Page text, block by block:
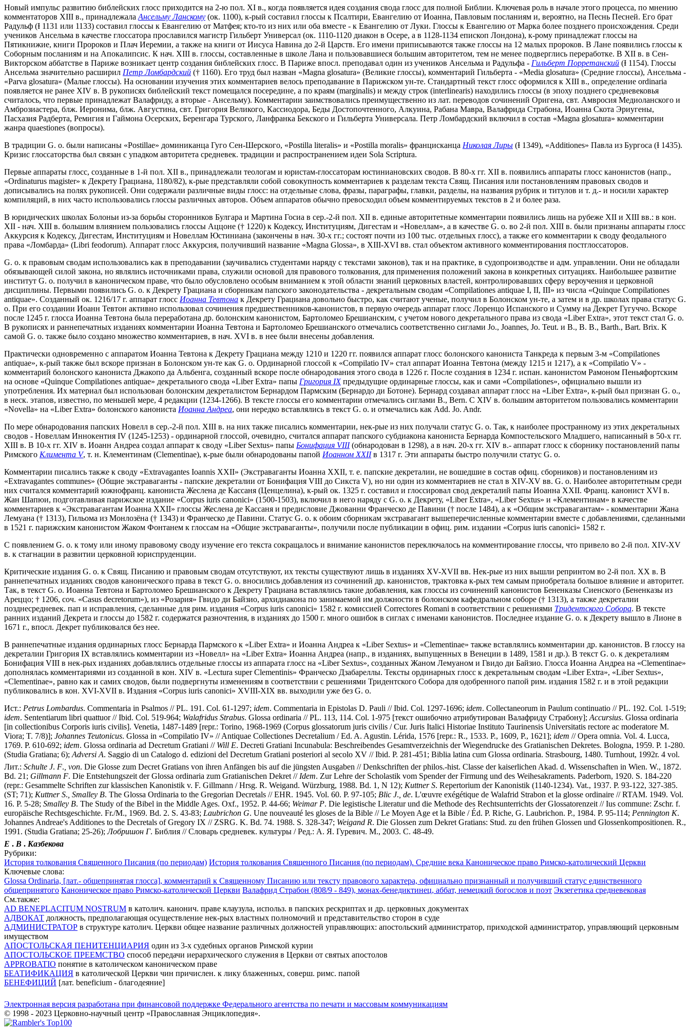
Новый импульс развитию библейских глосс приходится на 2-ю пол. XI в., когда появляется идея создания свода глосс для полной Библии. Ключевая роль в начале этого процесса, по мнению
комментаторов XIII в., принадлежала Ансельму Ланскому (ок. 1100), к-рый составил глоссы к Псалтири, Евангелию от Иоанна, Павловым посланиям и, вероятно, на Песнь Песней. Его брат
Радульф (Ɨ 1131 или 1133) составил глоссы к Евангелию от Матфея; кто-то из них или оба вместе - к Евангелию от Луки. Глоссы к Евангелию от Марка более позднего происхождения. Среди
учеников Ансельма в качестве глоссатора прославился магистр Гильберт Универсал (ок. 1110-1120 диакон в Осере, а в 1128-1134 епископ Лондона), к-рому принадлежат глоссы на
Пятикнижие, книги Пророков и Плач Иеремии, а также на книги от Иисуса Навина до 2-й Царств. Его имени приписываются также глоссы на 12 малых пророков. В Лане появились глоссы к
Соборным посланиям и на Апокалипсис. К нач. XIII в. глоссы, составленные в школе Лана и пользовавшиеся большим авторитетом, тем не менее подверглись переработке. В XII в. в Сен-
Викторском аббатстве в Париже возникает центр создания библейских глосс. В Париже впосл. преподавал один из учеников Ансельма и Радульфа - Гильберт Порретанский (Ɨ 1154). Глоссы
Ансельма значительно расширил Петр Ломбардский († 1160). Его труд был назван «Magna glosatura» (Великие глоссы), комментарий Гильберта - «Media glosatura» (Средние глоссы), Ансельма -
«Parva glosatura» (Малые глоссы). На основании изучения этих комментариев велось преподавание в Парижском ун-те. Стандартный текст глосс оформился к XIII в., определение ordinaria
появляется не ранее XIV в. В рукописях библейский текст помещался посередине, а по краям (marginalis) и между строк (interlinearis) находились глоссы (в эпоху позднего средневековья
считалось, что первые принадлежат Валафриду, а вторые - Ансельму). Комментарии заимствовались преимущественно из лат. переводов сочинений Оригена, свт. Амвросия Медиоланского и
Амброзиастера, блж. Иеронима, блж. Августина, свт. Григория Великого, Кассиодора, Беды Достопочтенного, Алкуина, Рабана Мавра, Валафрида Страбона, Иоанна Скота Эриугены,
Пасхазия Радберта, Ремигия и Гаймона Осерских, Беренгара Турского, Ланфранка Бекского и Гильберта Универсала. Петр Ломбардский включил в состав «Magna glosatura» комментарии
жанра quaestiones (вопросы).
В традиции G. o. были написаны «Postillae» доминиканца Гуго Сен-Шерского, «Postilla literalis» и «Postilla moralis» францисканца Николая Лиры (Ɨ 1349), «Additiones» Павла из Бургоса (Ɨ 1435).
Кризис глоссаторства был связан с упадком авторитета средневек. традиции и распространением идеи Sola Scriptura.
Первые аппараты глосс, созданные в 1-й пол. XII в., принадлежали теологам и юристам-глоссаторам юстиниановских сводов. В 80-х гг. XII в. появились аппараты глосс канонистов (напр.,
«Ordinaturus magister» к Декрету Грациана, 1180/82), к-рые представляли собой совокупность комментариев к разделам текста Свящ. Писания или постановлениям правовых сводов и
дописывались на полях рукописей. Они содержали различные виды глосс: на отдельные слова, фразы, параграфы, главки, разделы, на названия рубрик и титулов и т. д.- и носили характер
компиляций, в них часто использовались глоссы различных авторов. Объем аппаратов обычно превосходил объем комментируемых текстов в 2 и более раза.
В юридических школах Болоньи из-за борьбы сторонников Булгара и Мартина Госиа в сер.-2-й пол. XII в. единые авторитетные комментарии появились лишь на рубеже XII и XIII вв.: в кон.
XII - нач. XIII в. большим влиянием пользовались глоссы Аццоне († 1220) к Кодексу, Институциям, Дигестам и «Новеллам», а в качестве G. o. во 2-й пол. XIII в. были признаны аппараты глосс
Аккурсия к Кодексу, Дигестам, Институциям и Новеллам Юстиниана (закончены в нач. 30-х гг.; состоят почти из 100 тыс. отдельных глосс), а также его комментарии к своду феодального
права «Ломбарда» (Libri feodorum). Аппарат глосс Аккурсия, получивший название «Magna Glossa», в XIII-XVI вв. стал объектом активного комментирования постглоссаторов.
G. о. к правовым сводам использовались как в преподавании (заучивались студентами наряду с текстами законов), так и на практике, в судопроизводстве и адм. управлении. Они не обладали
обязывающей силой закона, но являлись источниками права, служили основой для правового толкования, для применения положений закона в конкретных ситуациях. Наибольшее развитие
институт G. o. получил в каноническом праве, что было обусловлено особым вниманием к этой области знаний церковных властей, контролировавших сферу вероучения и церковной
дисциплины. Первыми появились G. о. к Декрету Грациана и сборникам папского законодательства - декретальным сводам «Compilationes antiquae I, II, III» из числа «Quinque Compilationes
antiquae». Созданный ок. 1216/17 г. аппарат глосс Иоанна Тевтона к Декрету Грациана довольно быстро, как считают ученые, получил в Болонском ун-те, а затем и в др. школах права статус G.
o. При его создании Иоанн Тевтон активно использовал сочинения предшественников-канонистов, в первую очередь аппарат глосс Лоренцо Испанского и Сумму на Декрет Гугуччо. Вскоре
после 1245 г. глосса Иоанна Тевтона была переработана др. болонским канонистом, Бартоломео Брешианским, с учетом нового декретального права из свода «Liber Extra», этот текст стал G. o.
В рукописях и раннепечатных изданиях комментарии Иоанна Тевтона и Бартоломео Брешианского отмечались соответственно сиглами Jo., Joannes, Jo. Teut. и B., B. B., Barth., Bart. Brix. К
самой G. о. также было создано множество комментариев, в нач. XVI в. в нее были внесены добавления.
Практически одновременно с аппаратом Иоанна Тевтона к Декрету Грациана между 1210 и 1220 гг. появился аппарат глосс болонского канониста Танкреда к первым 3-м «Compilationes
antiquae», к-рый также был вскоре признан в Болонском ун-те как G. о. Ординарной глоссой к «Compilatio IV» стал аппарат Иоанна Тевтона (между 1215 и 1217), а к «Compilatio V» -
комментарий болонского канониста Джакопо да Альбенга, созданный вскоре после обнародования этого свода в 1226 г. После создания в 1234 г. испан. канонистом Рамоном Пеньяфортским
на основе «Quinque Compilationes antiquae» декретального свода «Liber Extra» папы Григория IXпредыдущие ординарные глоссы, как и сами «Compilationes», официально вышли из
употребления. Их материал был использован болонским декреталистом Бернардом Пармским (Бернардо ди Ботоне). Бернард создавал аппарат глосс на «Liber Extra», к-рый был признан G. о.,
в неск. этапов, известно, по меньшей мере, 4 редакции (1234-1266). В тексте глоссы его комментарии отмечались сиглами B., Bern. С XIV в. большим авторитетом пользовались комментарии
«Novella» на «Liber Extra» болонского канониста Иоанна Андреа, они нередко вставлялись в текст G. о. и отмечались как Add. Jo. Andr.
По мере обнародования папских Новелл в сер.-2-й пол. XIII в. на них также писались комментарии, нек-рые из них получали статус G. о. Так, к наиболее пространному из этих декретальных
сводов - Новеллам Иннокентия IV (1245-1253) - ординарной глоссой, очевидно, считался аппарат папского субдиакона канониста Бернарда Компостельского Младшего, написанный в 50-х гг.
XIII в. В 10-х гг. XIV в. Иоанн Андреа создал аппарат к своду «Liber Sextus» папы Бонифация VIII(обнародован в 1298), а в нач. 20-х гг. XIV в.- аппарат глосс к сборнику постановлений папы
Римского Климента V, т. н. Клементинам (Clementinae), к-рые были обнародованы папой Иоанном XXIIв 1317 г. Эти аппараты быстро получили статус G. о.
Комментарии писались также к своду «Extravagantes Ioannis XXII» (Экстраваганты Иоанна XXII, т. е. папские декреталии, не вошедшие в состав офиц. сборников) и постановлениям из
«Extravagantes communes» (Общие экстраваганты - папские декреталии от Бонифация VIII до Сикста V), но ни один из комментариев не стал в XIV-XV вв. G. o. Наиболее авторитетным среди
них считался комментарий южнофранц. канониста Жеслена де Кассаня (Ценцелина), к-рый ок. 1325 г. составил и глоссировал свод декреталий папы Иоанна XXII. Франц. канонист XVI в.
Жан Шапюи, подготавливая парижское издание «Corpus iuris canonici» (1500-1503), включил в него наряду с G. o. к Декрету, «Liber Extra», «Liber Sextus» и «Клементинам» в качестве
комментариев к «Экстравагантам Иоанна XXII» глоссы Жеслена де Кассаня и предисловие Джованни Франческо де Павини († после 1484), а к «Общим экстравагантам» - комментарии Жана
Лемуана († 1313), Гильома из Монлозёна († 1343) и Франческо де Павини. Статус G. o. к обоим сборникам экстравагант вышеперечисленные комментарии вместе с добавлениями, сделанными
в 1521 г. парижским канонистом Жаком Фонтанем к глоссам на «Общие экстраваганты», получили после публикации в офиц. рим. издании «Corpus iuris canonici» 1582 г.
С появлением G. o. к тому или иному правовому своду изучение его текста сокращалось и внимание канонистов переключалось на комментирование глоссы, что привело во 2-й пол. XIV-XV
в. к стагнации в развитии церковной юриспруденции.
Критические издания G. o. к Свящ. Писанию и правовым сводам отсутствуют, их тексты существуют лишь в изданиях XV-XVII вв. Нек-рые из них вышли репринтом во 2-й пол. XX в. В
раннепечатных изданиях сводов канонического права в текст G. о. вносились добавления из сочинений др. канонистов, трактовка к-рых тем самым приобретала большое влияние и авторитет.
Так, в текст G. о. Иоанна Тевтона и Бартоломео Брешианского к Декрету Грациана вставлялись такие добавления, как глоссы из сочинений канонистов Бененказы Сиенского (Бененказы из
Ареццо; † 1206, соч. «Casus decretorum»), из «Розария» Гвидо ди Байзио, архидиакона по занимаемой им должности в болонском кафедральном соборе († 1313), а также декреталии
позднесредневек. пап и исправления, сделанные для рим. издания «Corpus iuris canonici» 1582 г. комиссией Correctores Romani в соответствии с решениями Тридентского Собора. В тексте
ранних изданий Декрета и глоссы до 1582 г. содержатся разночтения, в изданиях до 1500 г. много ошибок в сиглах с именами канонистов. Последнее издание G. о. к Декрету вышло в Лионе в
1671 г., впосл. Декрет публиковался без нее.
В раннепечатные издания ординарных глосс Бернарда Пармского к «Liber Extra» и Иоанна Андреа к «Liber Sextus» и «Clementinae» также вставлялись комментарии др. канонистов. В глоссу на
декреталии Григория IX вставлялись комментарии из «Новелл» на «Liber Extra» Иоанна Андреа (напр., в изданиях, выпущенных в Венеции в 1489, 1581 и др.). В текст G. о. к декреталиям
Бонифация VIII в нек-рых изданиях добавлялись отдельные глоссы из аппарата глосс на «Liber Sextus», созданных Жаном Лемуаном и Гвидо ди Байзио. Глосса Иоанна Андреа на «Clementinae»
дополнялась комментариями из созданной в кон. XIV в. «Lectura super Clementinis» Франческо Дзабареллы. Тексты ординарных глосс к декретальным сводам «Liber Extra», «Liber Sextus»,
«Clementinae», равно как и самих сводов, были подвергнуты изменениям в соответствии с решениями Тридентского Собора для одобренного папой рим. издания 1582 г. и в этой редакции
публиковались в кон. XVI-XVII в. Издания «Corpus iuris canonici» XVIII-XIX вв. выходили уже без G. o.
Ист.: Petrus Lombardus. Commentaria in Psalmos // PL. 191. Col. 61-1297; idem. Commentaria in Epistolas D. Pauli // Ibid. Col. 1297-1696; idem. Collectaneorum in Paulum continuatio // PL. 192. Col. 1-519;
idem. Sententiarum libri quattuor // Ibid. Col. 519-964; Walafridus Strabus. Glossa ordinaria // PL. 113, 114. Col. 1-975 [текст ошибочно атрибутирован Валафриду Страбону]; Accursius. Glossa ordinaria
[in collectionibus Corporis iuris civilis]. Venetia, 1487-1489 [repr.: Torino, 1968-1969 (Corpus glossatorum juris civilis / Cur. Juris Italici Historiae Instituto Taurinensis Universitatis rectore ac moderatore M.
Viora; T. 7/8)]; Johannes Teutonicus. Glossa in «Compilatio IV» // Antiquae Collectiones Decretalium / Ed. A. Agustin. Lérida, 1576 [repr.: R., 1533. P., 1609, P., 1621]; idem // Opera omnia. Vol. 4. Lucca,
1769. P. 610-692; idem. Glossa ordinaria ad Decretum Gratiani // Will E. Decreti Gratiani Incunabula: Beschreibendes Gesamtverzeichnis der Wiegendrucke des Gratianischen Dekretes. Bologna, 1959. P. 1-280.
(Studia Gratiana; 6); Adversi A. Saggio di un Catalogo d. edizioni del Decretum Gratiani posteriori al secolo XV // Ibid. P. 281-451; Biblia latina cum Glossa ordinaria. Strasbourg, 1480. Turnhout, 1992r. 4 vol.
Лит.: Schulte J. F. von. Die Glosse zum Decret Gratians von ihren Anfängen bis auf die jüngsten Ausgaben // Denkschriften der philos.-hist. Classe der kaiserlichen Akad. d. Wissenschaften in Wien. W., 1872.
Bd. 21; Gillmann F. Die Entstehungszeit der Glossa ordinaria zum Gratianischen Dekret // Idem. Zur Lehre der Scholastik vom Spender der Firmung und des Weihesakraments. Paderborn, 1920. S. 184-220
(repr.: Gesammelte Schriften zur klassischen Kanonistik v. F. Gillmann / Hrsg. R. Weigand. Würzburg, 1988. Bd. 1, N 12); Kuttner S. Repertorium der Kanonistik (1140-1234). Vat., 1937. P. 93-122, 327-385.
(ST; 71); Kuttner S. Smalley B. The Glossa Ordinaria to the Gregorian Decretals // EHR. 1945. Vol. 60. P. 97-105; Blic J. de. L'œuvre exégétique de Walafrid Strabon et la glosse ordinaire // RTAM. 1949. Vol.
16. P. 5-28; Smalley B. The Study of the Bibel in the Middle Ages. Oxf., 1952. P. 44-66; Weimar P. Die legistische Literatur und die Methode des Rechtsunterrichts der Glossatorenzeit // Ius commune: Zschr. f.
europäische Rechtsgeschichte. Fr./M., 1969. Bd. 2. S. 43-83; Laubrichon G. Une nouveauté les gloses de la Bible // Le Moyen Age et la Bible / Éd. P. Riche, G. Laubrichon. P., 1984. P. 95-114; Pennington K.
Johannes Andreae's Additiones to the Decretals of Gregory IX // ZSRG. K. Bd. 74. 1988. S. 328-347; Weigand R. Die Glossen zum Dekret Gratians: Stud. zu den frühen Glossen und Glossenkompositionen. R.,
1991. (Studia Gratiana; 25-26);Лобришон Г. Библия // Словарь средневек. культуры / Ред.: А. Я. Гуревич. М., 2003. C. 48-49.
Е . В . Казбекова
Рубрики:
История толкования Священного Писания (по периодам) История толкования Священного Писания (по периодам). Средние века Каноническое право Римско-католический Церкви
Ключевые слова:
Glossa Ordinaria, [лат.- общепринятая глосса], комментарий к Священному Писанию или тексту правового характера, официально признанный и получивший статус единственного
общепринятого Каноническое право Римско-католической Церкви Валафрид Страбон (808/9 - 849), монах-бенедиктинец, аббат, немецкий богослов и поэт Экзегетика средневековая
См.также:
AD BENEPLACITUM NOSTRUM в католич. канонич. праве клаузула, использ. в папских рескриптах и др. церковных документах
АДВОКАТ должность, предполагающая осуществление нек-рых властных полномочий и представительство сторон в суде
АДМИНИСТРАТОР в структуре католич. Церкви общее название различных должностей управляющих: апостольский администратор, приходской администратор, управляющий церковным
имуществом
АПОСТОЛЬСКАЯ ПЕНИТЕНЦИАРИЯ один из 3-х судебных органов Римской курии
АПОСТОЛЬСКОЕ ПРЕЕМСТВО способ передачи иерархического служения в Церкви от святых апостолов
APPROBATIO понятие в католическом каноническом праве
БЕАТИФИКАЦИЯ в католической Церкви чин причислен. к лику блаженных, соверш. римс. папой
БЕНЕФИЦИЙ [лат. beneficium - благодеяние]
Электронная версия разработана при финансовой поддержке Федерального агентства по печати и массовым коммуникациям
© 1998 - 2023 Церковно-научный центр «Православная Энциклопедия».